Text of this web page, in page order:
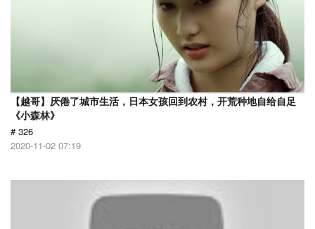
【越哥】厌倦了城市生活，日本女孩回到农村，开荒种地自给自足
《小森林》
# 326
2020-11-02 07:19